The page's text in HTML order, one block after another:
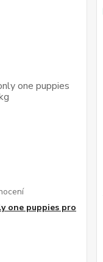
one puppies pro